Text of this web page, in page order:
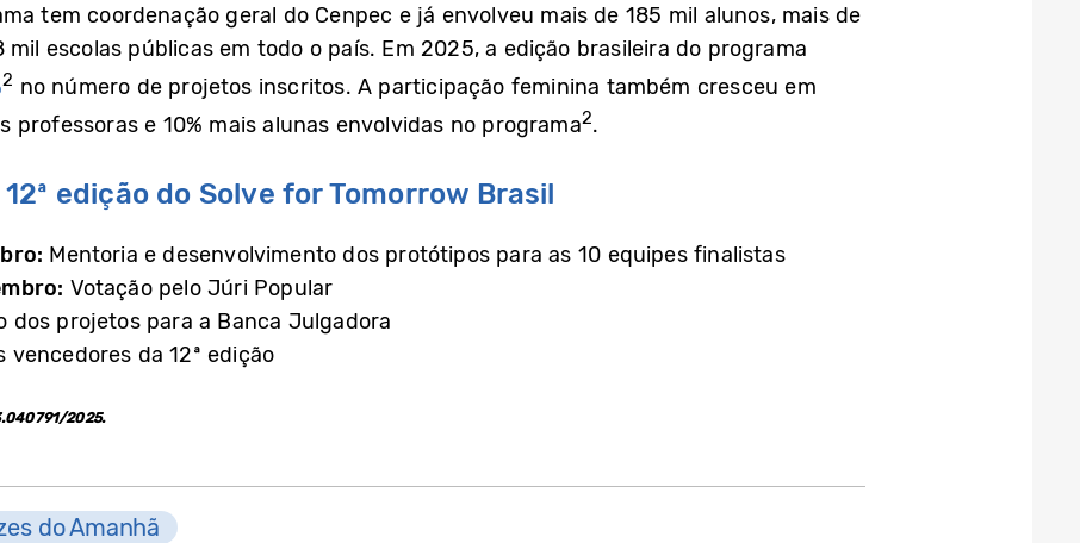
tem coordenação geral do Cenpec e já envolveu mais de 185 mil alunos, mais de
escolas públicas em todo o país. Em 2025, a edição brasileira do programa
2 no número de projetos inscritos. A participação feminina também cresceu em
professoras e 10% mais alunas envolvidas no programa2.
edição do Solve for Tomorrow Brasil
Mentoria e desenvolvimento dos protótipos para as 10 equipes finalistas
Votação pelo Júri Popular
dos projetos para a Banca Julgadora
vencedores da 12ª edição
2025.
do Amanhã